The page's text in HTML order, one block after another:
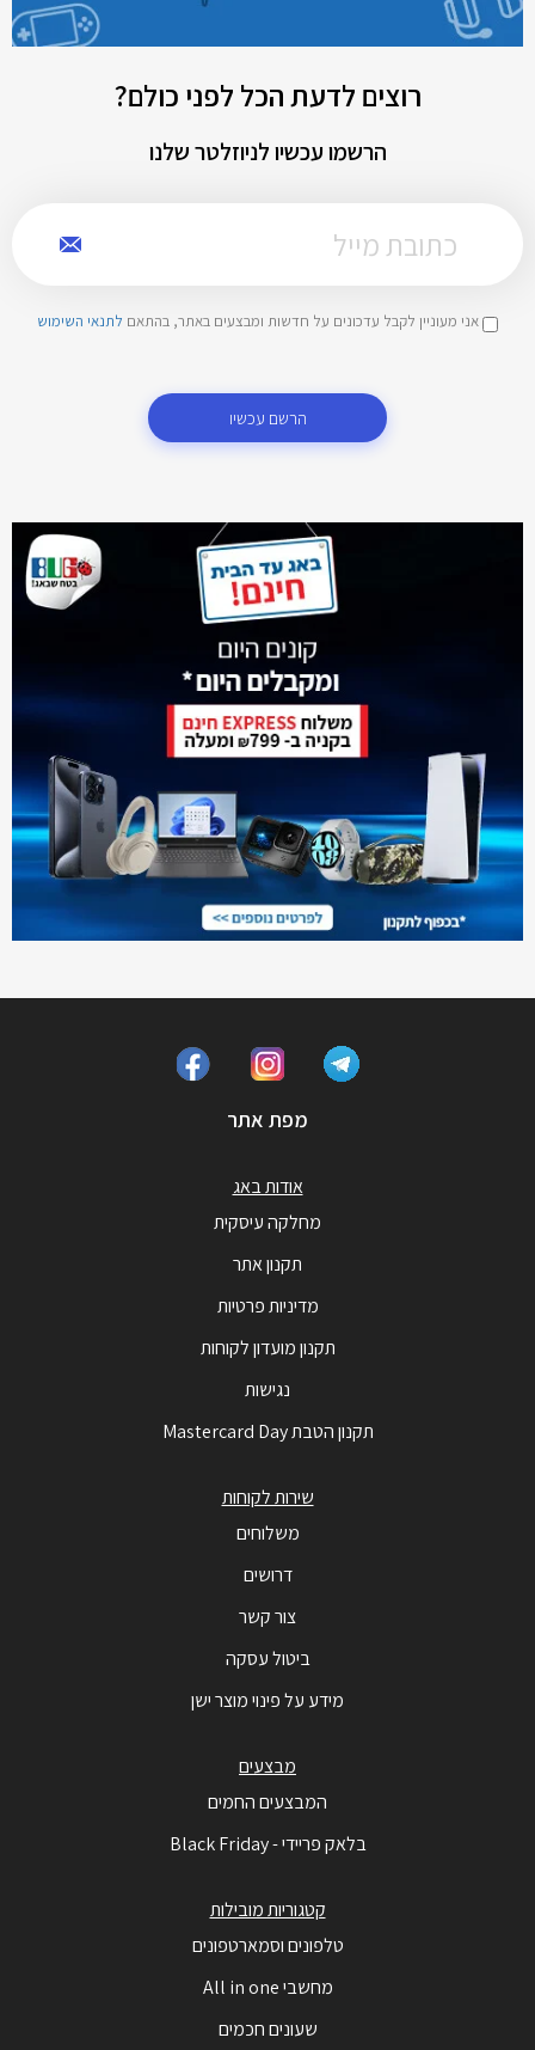
רוצים לדעת הכל לפני כולם?
הרשמו עכשיו לניוזלטר שלנו
אני מעוניין לקבל עדכונים על חדשות ומבצעים באתר, בהתאם לתנאי השימוש
הרשם עכשיו
מפת אתר
אודות באג
מחלקה עיסקית
תקנון אתר
מדיניות פרטיות
תקנון מועדון לקוחות
נגישות
תקנון הטבת Mastercard Day
שירות לקוחות
משלוחים
דרושים
צור קשר
ביטול עסקה
מידע על פינוי מוצר ישן
מבצעים
המבצעים החמים
בלאק פריידי - Black Friday
קטגוריות מובילות
טלפונים וסמארטפונים
מחשבי All in one
שעונים חכמים